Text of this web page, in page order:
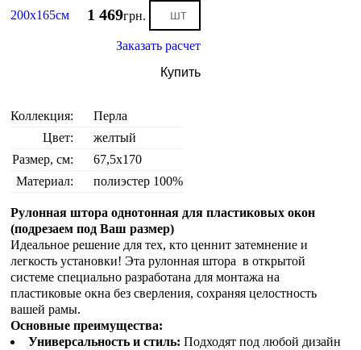
200х165см 1 469грн.
Заказать расчет
Купить
Коллекция:
Перла
Цвет:
желтый
Размер, см:
67,5х170
Материал:
полиэстер 100%
Рулонная штора однотонная для пластиковых окон
(подрезаем под Ваш размер)
Идеальное решение для тех, кто ценнит затемнение и
легкость установки! Эта рулонная штора в открытой
системе специально разработана для монтажа на
пластиковые окна без сверления, сохраняя целостность
вашей рамы.
Основные преимущества:
Универсальность и стиль: Подходят под любой дизайн